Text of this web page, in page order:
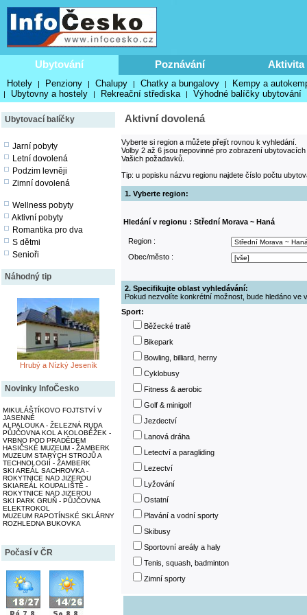
Ubytování Poznávání Aktivita
Hotely | Penziony | Chalupy | Chatky a bungalovy | Kempy a
| Ubytovny a hostely | Rekreační střediska | Výhodné balíčky ubytování
Ubytovací balíčky
Jarní pobyty
Letní dovolená
Podzim levněji
Zimní dovolená
Wellness pobyty
Aktivní pobyty
Romantika pro dva
S dětmi
Senioři
Náhodný tip
Hrubý a Nízký Jeseník
Novinky InfoČesko
MIKULÁŠTÍKOVO FOJTSTVÍ V
JASENNÉ
ALPALOUKA - ŽELEZNÁ RUDA
PŮJČOVNA KOL A KOLOBĚŽEK -
VRBNO POD PRADĚDEM
HASIČSKÉ MUZEUM - ŽAMBERK
MUZEUM STARÝCH STROJŮ A
TECHNOLOGIÍ - ŽAMBERK
SKI AREÁL SACHROVKA -
ROKYTNICE NAD JIZEROU
SKIAREÁL KOUPALIŠTĚ -
ROKYTNICE NAD JIZEROU
SKI PARK GRUŇ - PŮJČOVNA
ELEKTROKOL
MUZEUM RAPOTÍNSKÉ SKLÁRNY
ROZHLEDNA BUKOVKA
Počasí v ČR
Aktivní dovolená
Vyberte si region a můžete přejít rovnou k vyhledání.
Volby 2 až 6 jsou nepovinné pro zobrazení
Vašich požadavků.
Tip: u popisku názvu regionu najdete číslo počtu
1. Vyberte region:
Hledání v regionu : Střední Morava ~ Haná
Region :
Obec/město :
2. Specifikujte oblast vyhledávání:
Pokud nezvolíte konkrétní možnost, bude hledáno ve
Sport:
Běžecké tratě
Bikepark
Bowling, billiard, herny
Cyklobusy
Fitness & aerobic
Golf & minigolf
Jezdectví
Lanová dráha
Letectví a paragliding
Lezectví
Lyžování
Ostatní
Plavání a vodní sporty
Skibusy
Sportovní areály a haly
Tenis, squash, badminton
Zimní sporty